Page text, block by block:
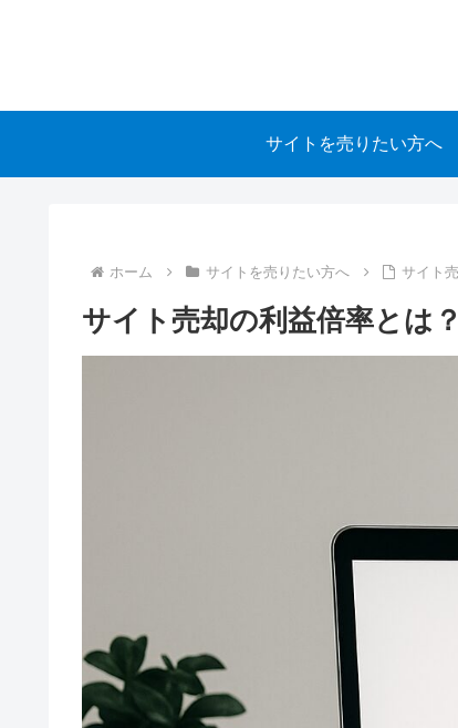
サイトを売りたい方へ
ホーム サイトを売りたい方へ サイト
サイト売却の利益倍率とは